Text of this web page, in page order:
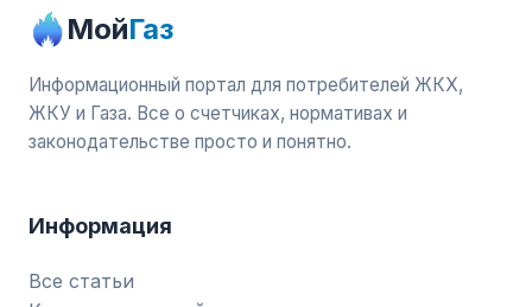
МойГаз
Информационный портал для потребителей ЖКХ,
ЖКУ и Газа. Все о счетчиках, нормативах и
законодательстве просто и понятно.
Информация
Все статьи